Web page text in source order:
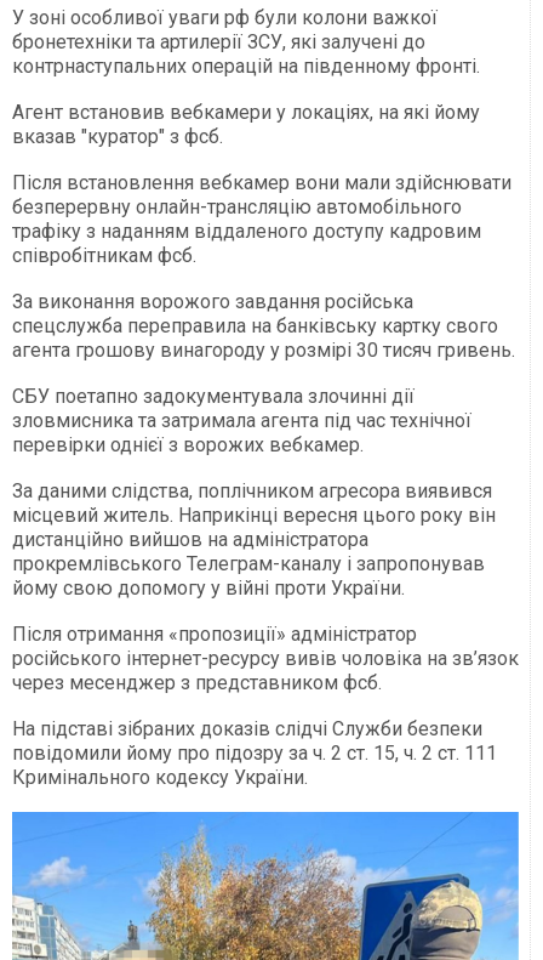
У зоні особливої уваги рф були колони важкої
бронетехніки та артилерії ЗСУ, які залучені до
контрнаступальних операцій на південному фронті.
Агент встановив вебкамери у локаціях, на які йому
вказав "куратор" з фсб.
Після встановлення вебкамер вони мали здійснювати
безперервну онлайн-трансляцію автомобільного
трафіку з наданням віддаленого доступу кадровим
співробітникам фсб.
За виконання ворожого завдання російська
спецслужба переправила на банківську картку свого
агента грошову винагороду у розмірі 30 тисяч гривень.
СБУ поетапно задокументувала злочинні дії
зловмисника та затримала агента під час технічної
перевірки однієї з ворожих вебкамер.
За даними слідства, поплічником агресора виявився
місцевий житель. Наприкінці вересня цього року він
дистанційно вийшов на адміністратора
прокремлівського Телеграм-каналу і запропонував
йому свою допомогу у війні проти України.
Після отримання «пропозиції» адміністратор
російського інтернет-ресурсу вивів чоловіка на зв’язок
через месенджер з представником фсб.
На підставі зібраних доказів слідчі Служби безпеки
повідомили йому про підозру за ч. 2 ст. 15, ч. 2 ст. 111
Кримінального кодексу України.